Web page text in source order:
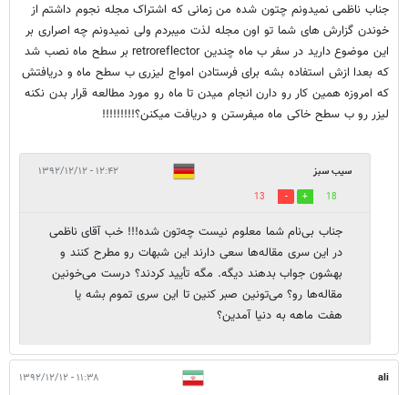
جناب ناظمی نمیدونم چتون شده من زمانی که اشتراک مجله نجوم داشتم از
خوندن گزارش های شما تو اون مجله لذت میبردم ولی نمیدونم چه اصراری بر
این موضوع دارید در سفر ب ماه چندین retroreflector بر سطح ماه نصب شد
که بعدا ازش استفاده بشه برای فرستادن امواج لیزری ب سطح ماه و دریافتش
که امروزه همین کار رو دارن انجام میدن تا ماه رو مورد مطالعه قرار بدن نکنه
لیزر رو ب سطح خاکی ماه میفرستن و دریافت میکنن؟!!!!!!!!!
سیب سبز ۱۲:۴۲ - ۱۳۹۲/۱۲/۱۲
18
13
جناب بی‌نام شما معلوم نیست چه‌تون شده!!! خب آقای ناظمی
در این سری مقاله‌ها سعی دارند این شبهات رو مطرح کنند و
بهشون جواب بدهند دیگه. مگه تأیید کردند؟ درست می‌خونین
مقاله‌ها رو؟ می‌تونین صبر کنین تا این سری تموم بشه یا
هفت ماهه به دنیا آمدین؟
ali ۱۱:۳۸ - ۱۳۹۲/۱۲/۱۲